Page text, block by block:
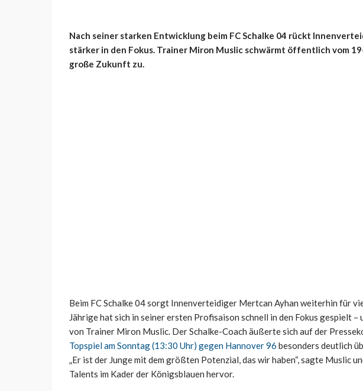
Nach seiner starken Entwicklung beim FC Schalke 04 rückt
stärker in den Fokus. Trainer Miron Muslic schwärmt öffentlich vom
große Zukunft zu.
Beim FC Schalke 04 sorgt Innenverteidiger Mertcan Ayhan weiterhin für
Jährige hat sich in seiner ersten Profisaison schnell in den Fokus gespielt
von Trainer Miron Muslic. Der Schalke-Coach äußerte sich auf der
Topspiel am Sonntag (13:30 Uhr) gegen Hannover 96 besonders deutlich
„Er ist der Junge mit dem größten Potenzial, das wir haben“, sagte Muslic
Talents im Kader der Königsblauen hervor.